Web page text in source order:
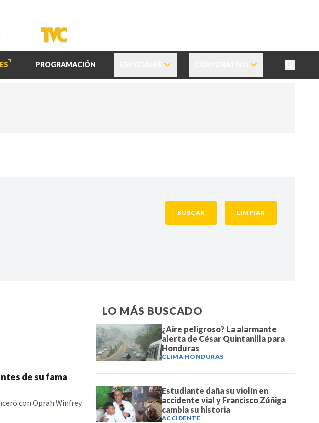
PROGRAMACIÓN
BUSCAR LIMPIAR
de su fama
con Oprah Winfrey
LO MÁS BUSCADO
¿Aire peligroso? La alarmante
alerta de César Quintanilla para
Honduras
CLIMA HONDURAS
Estudiante daña su violín en
accidente vial y Francisco Zúñiga
cambia su historia
ACCIDENTE